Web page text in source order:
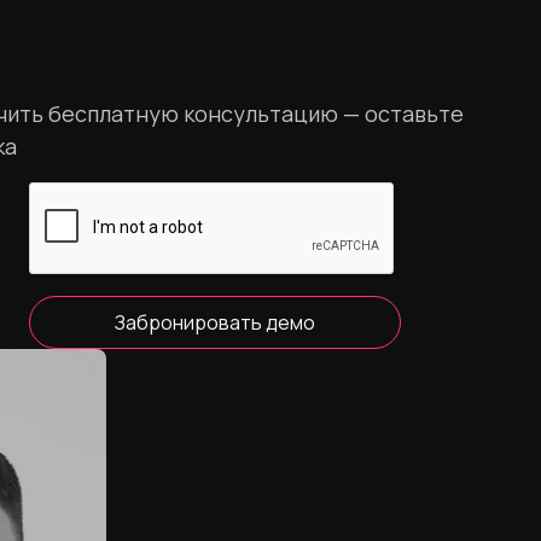
бесплатную консультацию — оставьте
Забронировать демо